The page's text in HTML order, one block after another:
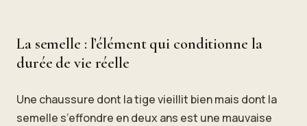
La semelle : l’élément qui conditionne la
durée de vie réelle
Une chaussure dont la tige vieillit bien mais dont la
semelle s’effondre en deux ans est une mauvaise